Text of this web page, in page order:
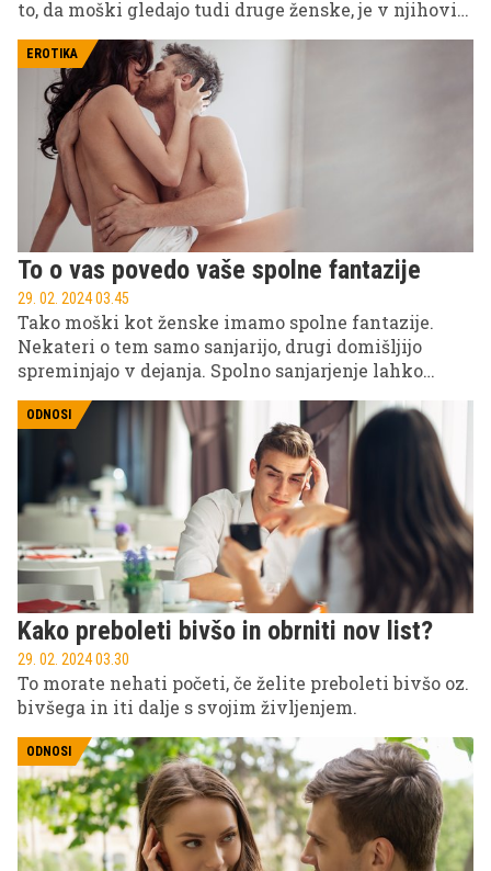
to, da moški gledajo tudi druge ženske, je v njihovi
EROTIKA
To o vas povedo vaše spolne fantazije
29. 02. 2024 03.45
Tako moški kot ženske imamo spolne fantazije.
Nekateri o tem samo sanjarijo, drugi domišljijo
spreminjajo v dejanja. Spolno sanjarjenje lahko
partnersko zvezo, o čem sanjarimo, pa veliko pove
tudi o tem, kdo in kaj smo.
ODNOSI
Kako preboleti bivšo in obrniti nov list?
29. 02. 2024 03.30
To morate nehati početi, če želite preboleti bivšo oz.
bivšega in iti dalje s svojim življenjem.
ODNOSI